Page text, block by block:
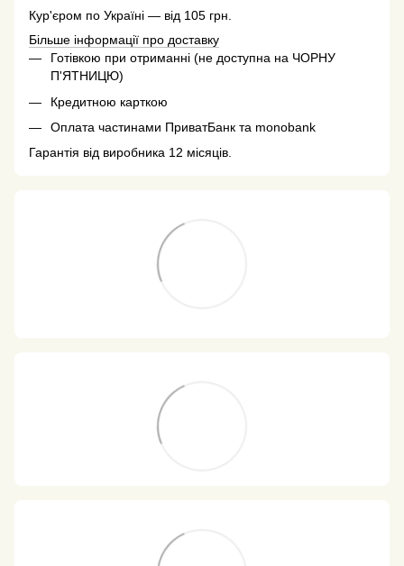
Кур'єром по Україні — від 105 грн.
Більше інформації про доставку
Готівкою при отриманні (не доступна на ЧОРНУ
П'ЯТНИЦЮ)
Кредитною карткою
Оплата частинами ПриватБанк та monobank
Гарантія від виробника 12 місяців.